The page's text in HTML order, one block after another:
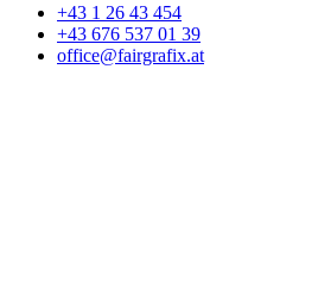
+43 1 26 43 454
+43 676 537 01 39
office@fairgrafix.at